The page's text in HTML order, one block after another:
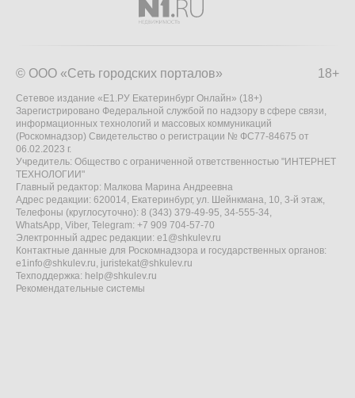
18+
© ООО «Сеть городских порталов»
Сетевое издание «Е1.РУ Екатеринбург Онлайн» (18+)
Зарегистрировано Федеральной службой по надзору в сфере связи,
информационных технологий и массовых коммуникаций
(Роскомнадзор) Свидетельство о регистрации № ФС77-84675 от
06.02.2023 г.
Учредитель: Общество с ограниченной ответственностью "ИНТЕРНЕТ
ТЕХНОЛОГИИ"
Главный редактор: Малкова Марина Андреевна
Адрес редакции: 620014, Екатеринбург, ул. Шейнкмана, 10, 3-й этаж,
Телефоны (круглосуточно): 8 (343) 379-49-95, 34-555-34,
WhatsApp, Viber, Telegram: +7 909 704-57-70
Электронный адрес редакции: e1@shkulev.ru
Контактные данные для Роскомнадзора и государственных органов:
e1info@shkulev.ru, juristekat@shkulev.ru
Техподдержка: help@shkulev.ru
Рекомендательные системы